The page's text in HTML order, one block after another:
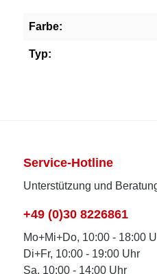
Farbe:
Typ:
Service-Hotline
Unterstützung und
+49 (0)30 8226861
Mo+Mi+Do, 10:00 - 18:00
Di+Fr, 10:00 - 19:00 Uhr
Sa, 10:00 - 14:00 Uhr